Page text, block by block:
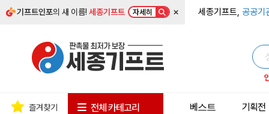
기프트인포의 새 이름!세종기프트 자세히 × 세종기프트, 공공기
즐겨찾기 전체 카테고리
베스트
기획전